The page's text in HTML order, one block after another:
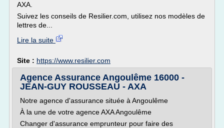
AXA.
Suivez les conseils de Resilier.com, utilisez nos modèles de
lettres de...
Lire la suite
Site : https://www.resilier.com
Agence Assurance Angoulême 16000 -
JEAN-GUY ROUSSEAU - AXA
Notre agence d'assurance située à Angoulême
À la une de votre agence AXA Angoulême
Changer d'assurance emprunteur pour faire des